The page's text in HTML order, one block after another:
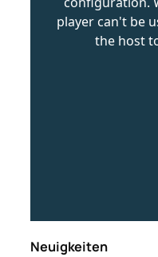
Neuigkeiten